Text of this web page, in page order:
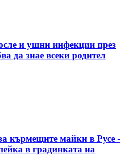
и ушни инфекции през
да знае всеки родител
кърмещите майки в Русе -
в градинката на